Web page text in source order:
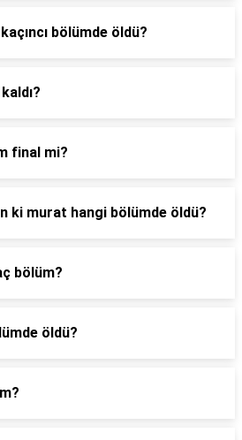
bölümde öldü?
final mi?
ki murat hangi bölümde öldü?
bölüm?
öldü?